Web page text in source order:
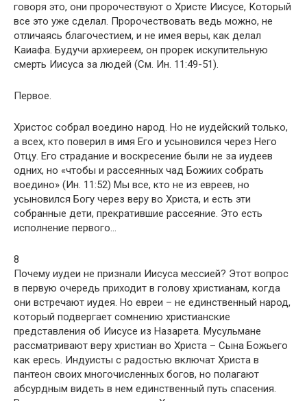
говоря это, они пророчествуют о Христе Иисусе, Который
все это уже сделал. Пророчествовать ведь можно, не
отличаясь благочестием, и не имея веры, как делал
Каиафа. Будучи архиереем, он прорек искупительную
смерть Иисуса за людей (См. Ин. 11:49-51).
Первое.
Христос собрал воедино народ. Но не иудейский только,
а всех, кто поверил в имя Его и усыновился через Него
Отцу. Его страдание и воскресение были не за иудеев
одних, но «чтобы и рассеянных чад Божиих собрать
воедино» (Ин. 11:52) Мы все, кто не из евреев, но
усыновился Богу через веру во Христа, и есть эти
собранные дети, прекратившие рассеяние. Это есть
исполнение первого…
8
Почему иудеи не признали Иисуса мессией? Этот вопрос
в первую очередь приходит в голову христианам, когда
они встречают иудея. Но евреи – не единственный народ,
который подвергает сомнению христианские
представления об Иисусе из Назарета. Мусульмане
рассматривают веру христиан во Христа – Сына Божьего
как ересь. Индуисты с радостью включат Христа в
пантеон своих многочисленных богов, но полагают
абсурдным видеть в нем единственный путь спасения.